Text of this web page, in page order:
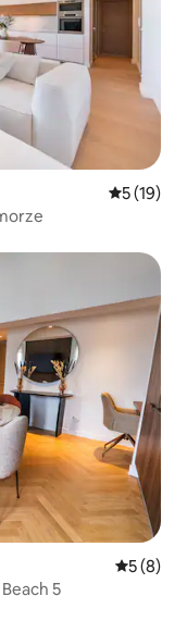
Średnia
5 (19)
Średnia
5 (8)
5